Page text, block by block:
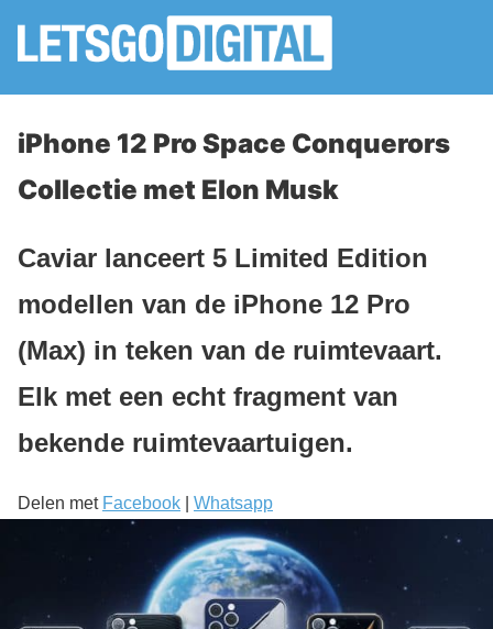
iPhone 12 Pro Space Conquerors
Collectie met Elon Musk
Caviar lanceert 5 Limited Edition
modellen van de iPhone 12 Pro
(Max) in teken van de ruimtevaart.
Elk met een echt fragment van
bekende ruimtevaartuigen.
Delen met Facebook Whatsapp